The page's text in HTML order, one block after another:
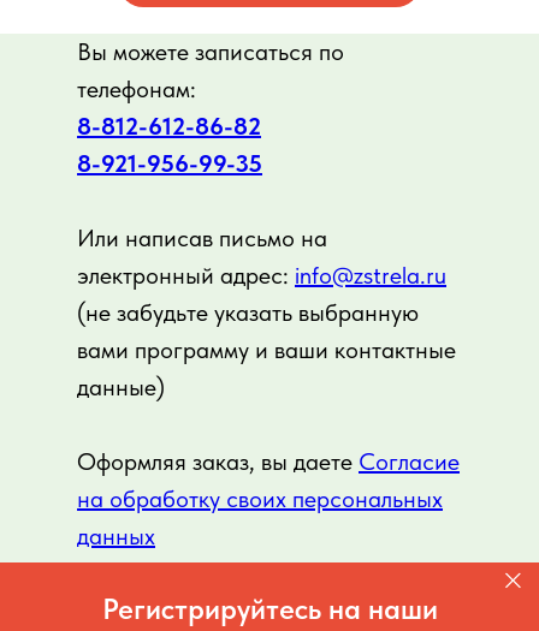
Вы можете записаться по
телефонам:
8-812-612-86-82
8-921-956-99-35
Или написав письмо на
электронный адрес: info@zstrela.ru
(не забудьте указать выбранную
вами программу и ваши контактные
данные)
Оформляя заказ, вы даете Согласие
на обработку своих персональных
данных
Регистрируйтесь на наши